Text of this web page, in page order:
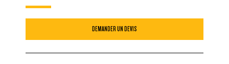
DEMANDER UN DEVIS